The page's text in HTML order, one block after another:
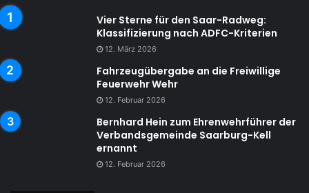
Vier Sterne für den Saar-Radweg:
Klassifizierung nach ADFC-Kriterien
12. März 2026
Fahrzeugübergabe an die Freiwillige
Feuerwehr Wehr
12. Februar 2026
Bernhard Hein zum Ehrenwehrführer der
Verbandsgemeinde Saarburg-Kell
ernannt
12. Februar 2026